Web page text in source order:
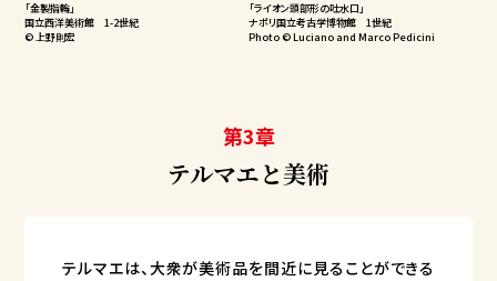
「金製指輪」
国立西洋美術館 1-2世紀
© 上野則宏
「ライオン頭部形の吐水口」
ナポリ国立考古学博物館 1世紀
Photo © Luciano and Marco Pedicini
第3章
テルマエと美術
テルマエは、大衆が美術品を間近に見ることができる